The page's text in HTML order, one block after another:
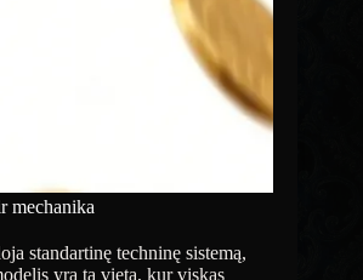
mechanika
standartinę techninę sistemą,
yra ta vieta, kur viskas